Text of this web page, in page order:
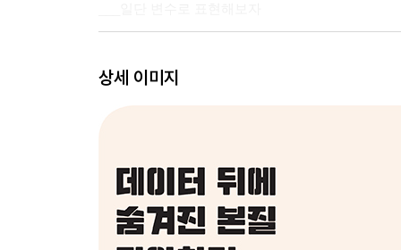
2.1 변수 수리의 구조 매개변수
___일단 변수로 표현해보자
___매개변수는 수리 모델을 ‘움직인다’
2.2 수리 모델과 자연과학의 기초 이론
___확립된 수리 모델은 기초 이론이 된다
___경계조건과 계산의 난이도
상세 이미지